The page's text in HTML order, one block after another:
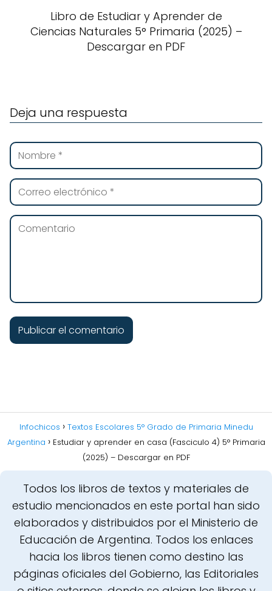
Libro de Estudiar y Aprender de
Ciencias Naturales 5° Primaria (2025) –
Descargar en PDF
Deja una respuesta
Infochicos
Textos Escolares 5° Grado de Primaria Minedu
Argentina
Estudiar y aprender en casa (Fasciculo 4) 5° Primaria
(2025) – Descargar en PDF
Todos los libros de textos y materiales de
estudio mencionados en este portal han sido
elaborados y distribuidos por el Ministerio de
Educación de Argentina. Todos los enlaces
hacia los libros tienen como destino las
páginas oficiales del Gobierno, las Editoriales